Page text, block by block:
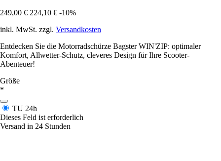
249,00 € 224,10 € -10%
inkl. MwSt. zzgl. Versandkosten
Entdecken Sie die Motorradschürze Bagster WIN'ZIP: optimaler
Komfort, Allwetter-Schutz, cleveres Design für Ihre Scooter-
Abenteuer!
Größe
*
TU 24h
Dieses Feld ist erforderlich
Versand in 24 Stunden